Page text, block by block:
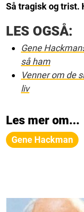
Så tragisk og trist.
LES OGSÅ:
Gene
så ham
Venner om de
liv
Les mer om...
Gene Hackman